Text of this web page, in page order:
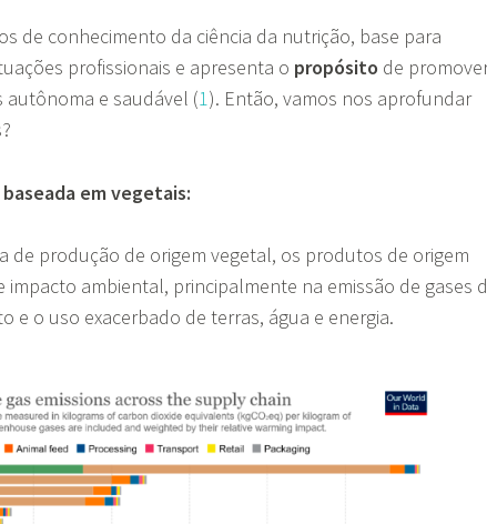
de conhecimento da ciência da nutrição, base para
profissionais e apresenta o propósito de
autônoma e saudável (1). Então, vamos nos aprofundar
em vegetais:
de produção de origem vegetal, os produtos de origem
impacto ambiental, principalmente na emissão de gases
e o uso exacerbado de terras, água e energia.